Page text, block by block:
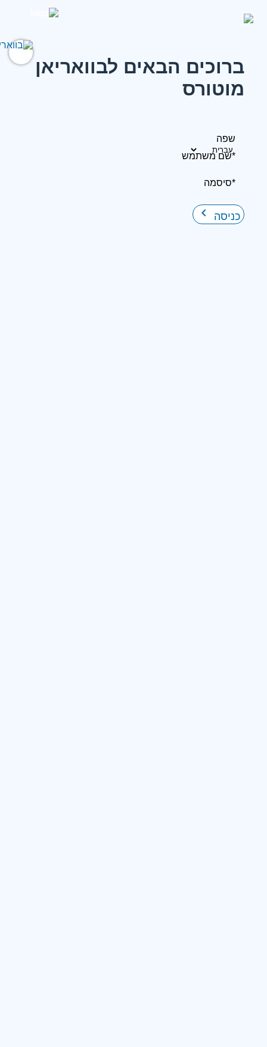
ברוכים הבאים לבוואריאן
מוטורס
שפה
*שם משתמש
*סיסמה
כניסה keyboard_arrow_right